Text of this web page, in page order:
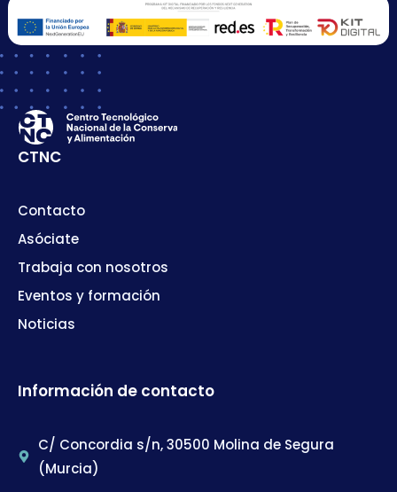
CTNC
Contacto
Asóciate
Trabaja con nosotros
Eventos y formación
Noticias
Información de contacto
C/ Concordia s/n, 30500 Molina de Segura
(Murcia)